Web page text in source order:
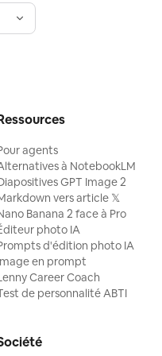
agents
à NotebookLM
GPT Image 2
vers article 𝕏
Banana 2 face à Pro
photo IA
d'édition photo IA
en prompt
Career Coach
de personnalité ABTI